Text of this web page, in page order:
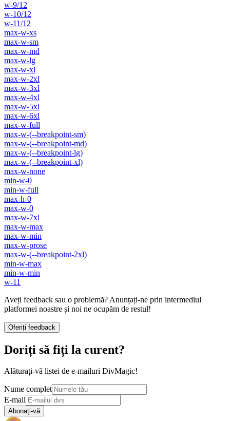
w-9/12
w-10/12
w-11/12
max-w-xs
max-w-sm
max-w-md
max-w-lg
max-w-xl
max-w-2xl
max-w-3xl
max-w-4xl
max-w-5xl
max-w-6xl
max-w-full
max-w-(--breakpoint-sm)
max-w-(--breakpoint-md)
max-w-(--breakpoint-lg)
max-w-(--breakpoint-xl)
max-w-none
min-w-0
min-w-full
max-h-0
max-w-0
max-w-7xl
max-w-max
max-w-min
max-w-prose
max-w-(--breakpoint-2xl)
min-w-max
min-w-min
w-11
Aveți feedback sau o problemă? Anunțați-ne prin intermediul
platformei noastre și noi ne ocupăm de restul!
Oferiți feedback
Doriți să fiți la curent?
Alăturați-vă listei de e-mailuri DivMagic!
Nume complet
E-mail
Abonați-vă